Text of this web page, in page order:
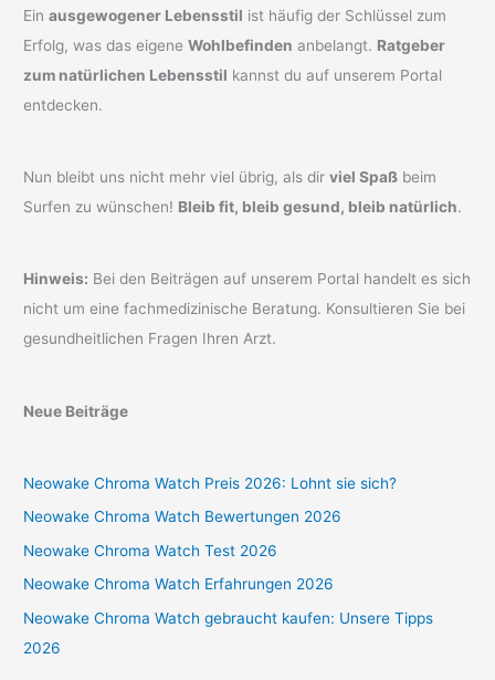
Einausgewogener Lebensstil ist häufig der Schlüssel zum
Erfolg, was das eigeneWohlbefinden anbelangt. Ratgeber
zum natürlichen Lebensstil kannst du auf unserem Portal
entdecken.
Nun bleibt uns nicht mehr viel übrig, als dirviel Spaß beim
Surfen zu wünschen! Bleib fit, bleib gesund, bleib natürlich.
Hinweis: Bei den Beiträgen auf unserem Portal handelt es sich
nicht um eine fachmedizinische Beratung. Konsultieren Sie bei
gesundheitlichen Fragen Ihren Arzt.
Neue Beiträge
Neowake Chroma Watch Preis 2026: Lohnt sie sich?
Neowake Chroma Watch Bewertungen 2026
Neowake Chroma Watch Test 2026
Neowake Chroma Watch Erfahrungen 2026
Neowake Chroma Watch gebraucht kaufen: Unsere Tipps
2026